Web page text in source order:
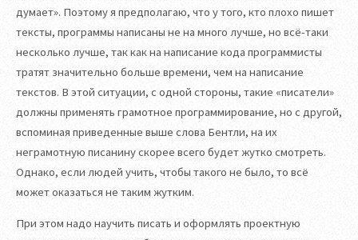
думает». Поэтому я предполагаю, что у того, кто плохо пишет
тексты, программы написаны не на много лучше, но всё-таки
несколько лучше, так как на написание кода программисты
тратят значительно больше времени, чем на написание
текстов. В этой ситуации, с одной стороны, такие «писатели»
должны применять грамотное программирование, но с другой,
вспоминая приведенные выше слова Бентли, на их
неграмотную писанину скорее всего будет жутко смотреть.
Однако, если людей учить, чтобы такого не было, то всё
может оказаться не таким жутким.
При этом надо научить писать и оформлять проектную